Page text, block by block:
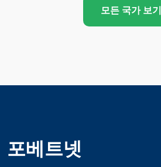
모든 국가 보기
포베트넷